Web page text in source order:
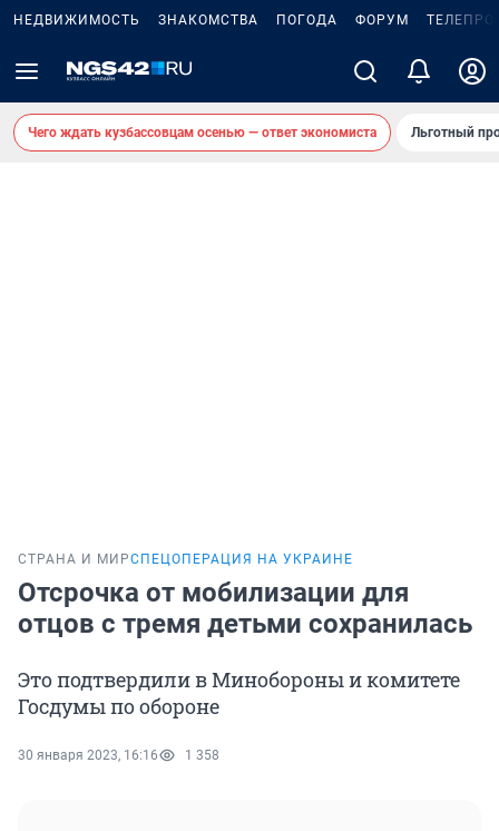
НЕДВИЖИМОСТЬ ЗНАКОМСТВА ПОГОДА ФОРУМ
Чего ждать кузбассовцам осенью — ответ экономиста Льготный
СТРАНА И МИРСПЕЦОПЕРАЦИЯ НА УКРАИНЕ
Отсрочка от мобилизации для
отцов с тремя детьми сохранилась
Это подтвердили в Минобороны и комитете
Госдумы по обороне
30 января 2023, 16:16 1 358